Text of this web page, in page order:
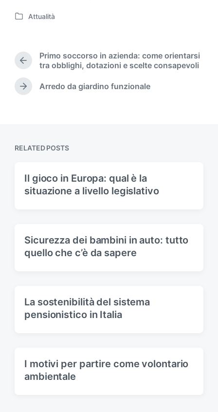
P
e
i
n
Attualità
P
e
v
o
:
Primo soccorso in azienda: come orientarsi
tra obblighi, dotazioni e scelte consapevoli
N
s
Arredo da giardino funzionale
RELATED POSTS
Il gioco in Europa: qual è la
situazione a livello legislativo
Sicurezza dei bambini in auto: tutto
quello che c’è da sapere
La sostenibilità del sistema
pensionistico in Italia
I motivi per partire come volontario
ambientale